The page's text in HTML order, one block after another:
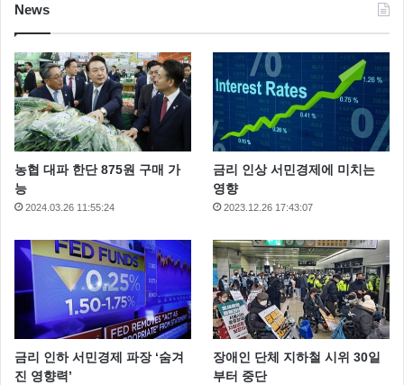
News
농협 대파 한단 875원 구매 가
능
2024.03.26 11:55:24
금리 인상 서민경제에 미치는
영향
2023.12.26 17:43:07
금리 인하 서민경제 파장 ‘숨겨
진 영향력’
장애인 단체 지하철 시위 30일
부터 중단